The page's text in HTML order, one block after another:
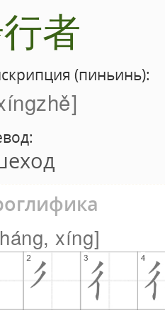
者
(пиньинь):
háng, xíng